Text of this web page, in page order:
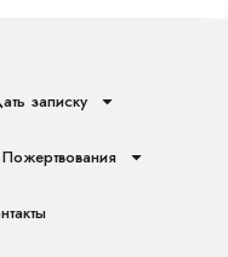
записку
Пожертвования